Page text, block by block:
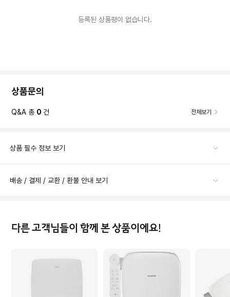
등록된 상품평이 없습니다.
상품문의
Q&A 총 0 건 전체보기
상품 필수 정보 보기
배송 / 결제 / 교환 / 환불 안내 보기
다른 고객님들이 함께 본 상품이에요!